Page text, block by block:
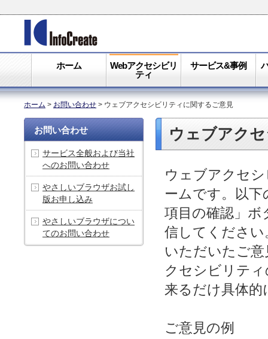
ホーム
Webアクセシビリ
ティ
サービス&事例
ホーム > お問い合わせ > ウェブアクセシビリティに関するご意見
ウェブアク
ウェブアクセ
ームです。以
項目の確認」ボ
信してください
いただいたご
クセシビリテ
来るだけ具体
ご意見の例
お問い合わせ
サービス全般および当社
へのお問い合わせ
やさしいブラウザお試し
版お申し込み
やさしいブラウザについ
てのお問い合わせ